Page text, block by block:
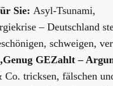
Sie: Asyl-Tsunami,
– Deutschland
schweigen,
GEZahlt –
tricksen, fälschen